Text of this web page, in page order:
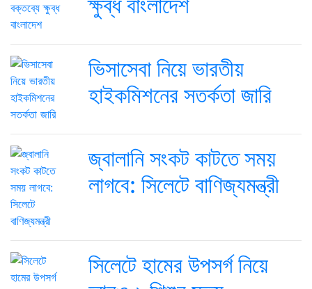
ভিসাসেবা নিয়ে ভারতীয়
হাইকমিশনের সতর্কতা জারি
জ্বালানি সংকট কাটতে সময়
লাগবে: সিলেটে বাণিজ্যমন্ত্রী
সিলেটে হামের উপসর্গ নিয়ে